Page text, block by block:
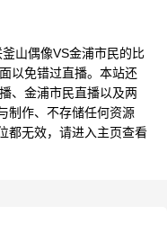
山偶像VS金浦市民的比
以免错过直播。本站还
、金浦市民直播以及两
制作、不存储任何资源
都无效，请进入主页查看